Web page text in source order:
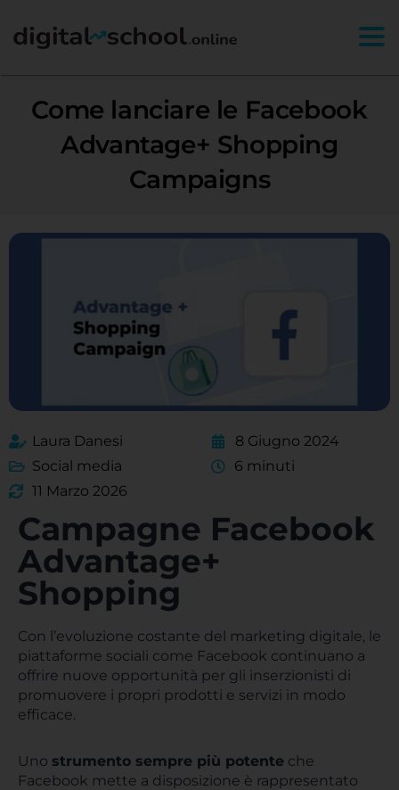
Come lanciare le Facebook
Advantage+ Shopping
Campaigns
Laura Danesi
8 Giugno 2024
Social media
6 minuti
11 Marzo 2026
Campagne Facebook
Advantage+
Shopping
Con l’evoluzione costante del marketing digitale, le
piattaforme sociali come Facebook continuano a
offrire nuove opportunità per gli inserzionisti di
promuovere i propri prodotti e servizi in modo
efficace.
Uno strumento sempre più potente che
Facebook mette a disposizione è rappresentato